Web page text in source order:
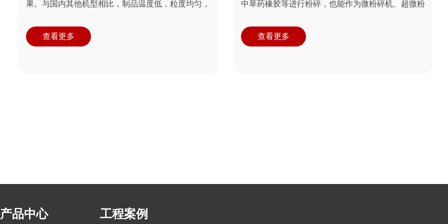
果。与国内其他机型相比，制品温度低，粒度均匀，
查看更多
中草药橡胶等进行粉碎，也能作为微粉碎机、超微粉
查看更多
产品中心 工程案例